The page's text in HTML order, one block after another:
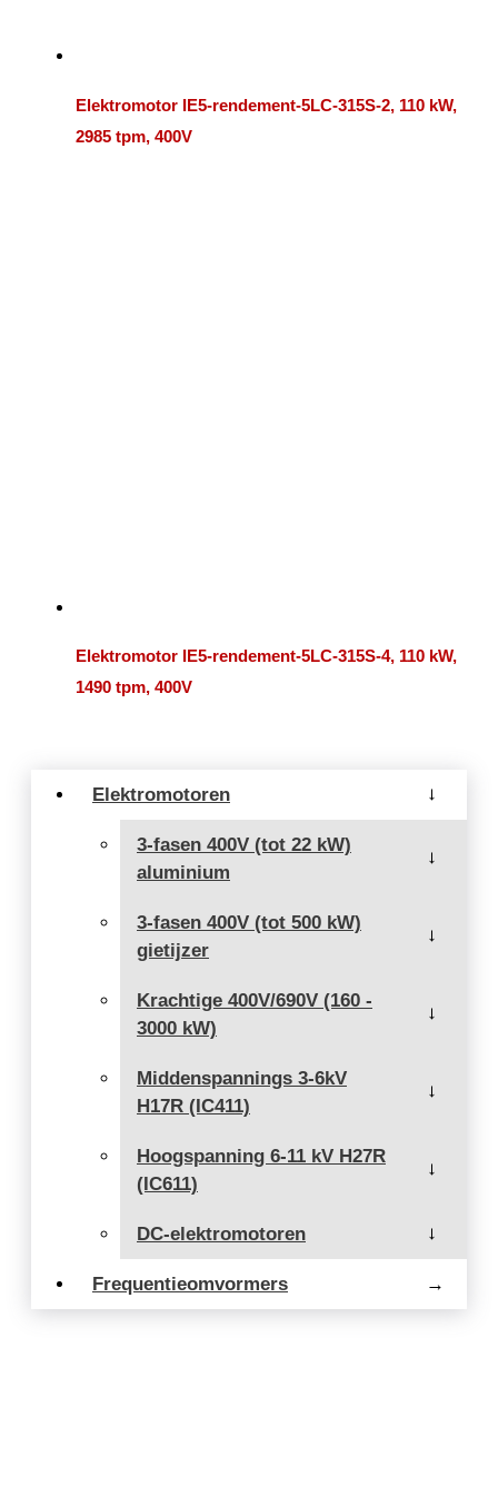
Elektromotoren →
3-fasen 400V (tot 22 kW)
aluminium
→
3-fasen 400V (tot 500 kW)
gietijzer
→
Krachtige 400V/690V (160 -
3000 kW)
→
Middenspannings 3-6kV
H17R (IC411)
→
Hoogspanning 6-11 kV H27R
(IC611)
→
DC-elektromotoren →
Frequentieomvormers →
Elektromotor IE5-rendement-5LC-315S-2, 110 kW,
2985 tpm, 400V
Elektromotor IE5-rendement-5LC-315S-4, 110 kW,
1490 tpm, 400V